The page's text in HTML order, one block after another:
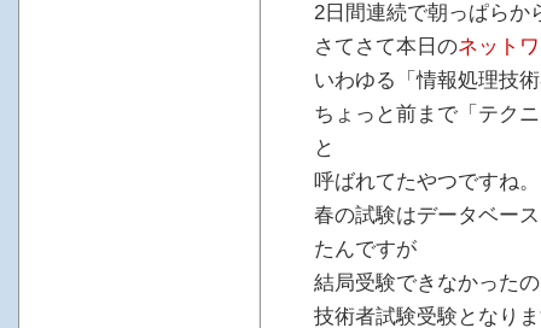
2日間連続で朝っぱら
さてさて本日のネット
いわゆる「情報処理技
ちょっと前まで「テク
と
呼ばれてたやつですね。
春の試験はデータベー
たんですが
結局受験できなかった
技術者試験受験となり